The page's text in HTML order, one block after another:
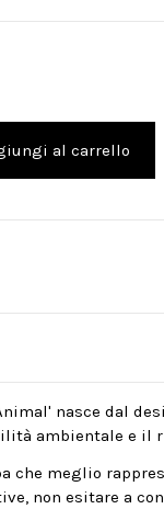
al carrello
nasce dal
ambientale e il
che meglio
non esitare a